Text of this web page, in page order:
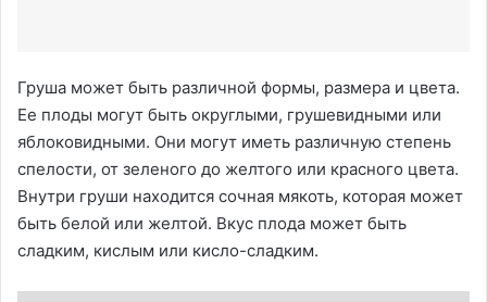
Груша может быть различной формы, размера и цвета.
Ее плоды могут быть округлыми, грушевидными или
яблоковидными. Они могут иметь различную степень
спелости, от зеленого до желтого или красного цвета.
Внутри груши находится сочная мякоть, которая может
быть белой или желтой. Вкус плода может быть
сладким, кислым или кисло-сладким.